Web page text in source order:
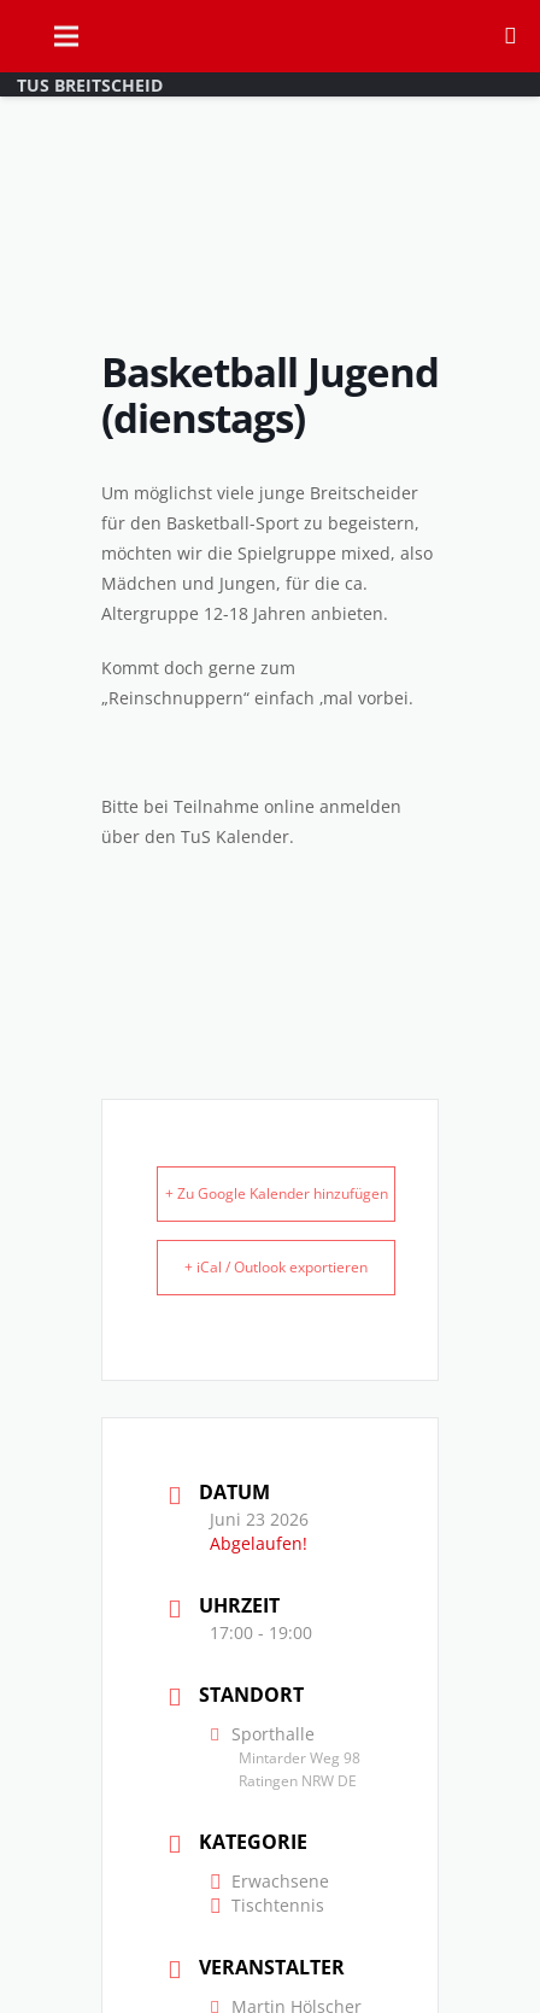
TUS BREITSCHEID
Basketball Jugend
(dienstags)
Um möglichst viele junge Breitscheider
für den Basketball-Sport zu begeistern,
möchten wir die Spielgruppe mixed, also
Mädchen und Jungen, für die ca.
Altergruppe 12-18 Jahren anbieten.
Kommt doch gerne zum
„Reinschnuppern“ einfach ‚mal vorbei.
Bitte bei Teilnahme online anmelden
über den TuS Kalender.
+ Zu Google Kalender hinzufügen
+ iCal / Outlook exportieren
DATUM
Juni 23 2026
Abgelaufen!
UHRZEIT
17:00 - 19:00
STANDORT
Sporthalle
Mintarder Weg 98
Ratingen NRW DE
KATEGORIE
Erwachsene
Tischtennis
VERANSTALTER
Martin Hölscher